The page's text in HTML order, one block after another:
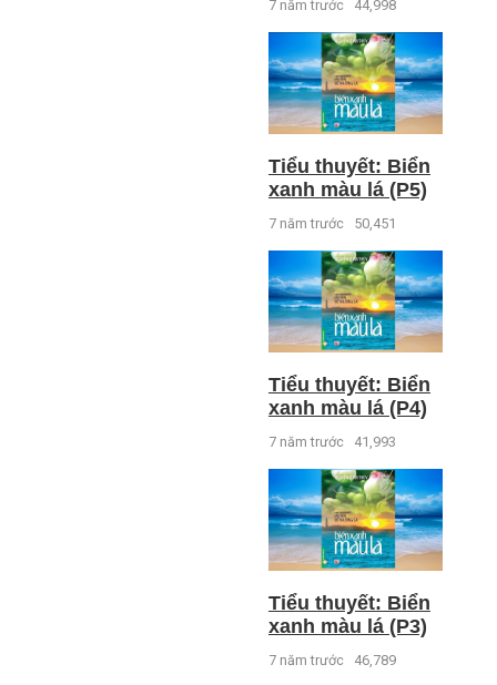
7 năm trước 44,998
Tiểu thuyết: Biển
xanh màu lá (P5)
7 năm trước 50,451
Tiểu thuyết: Biển
xanh màu lá (P4)
7 năm trước 41,993
Tiểu thuyết: Biển
xanh màu lá (P3)
7 năm trước 46,789